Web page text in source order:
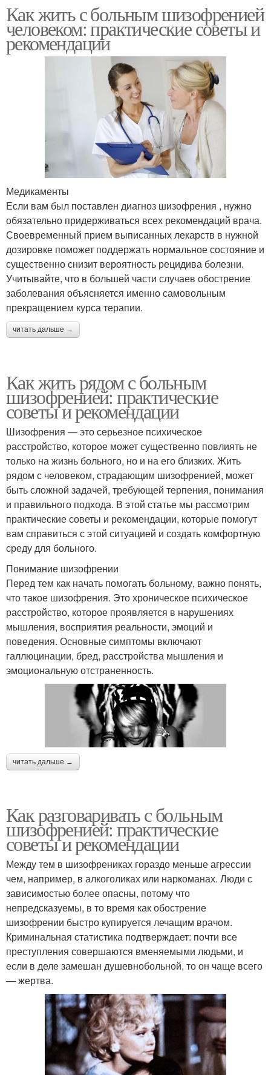
Как жить с больным шизофренией
человеком: практические советы и
рекомендации
Медикаменты
Если вам был поставлен диагноз шизофрения , нужно
обязательно придерживаться всех рекомендаций врача.
Своевременный прием выписанных лекарств в нужной
дозировке поможет поддержать нормальное состояние и
существенно снизит вероятность рецидива болезни.
Учитывайте, что в большей части случаев обострение
заболевания объясняется именно самовольным
прекращением курса терапии.
читать дальше →
Как жить рядом с больным
шизофренией: практические
советы и рекомендации
Шизофрения — это серьезное психическое
расстройство, которое может существенно повлиять не
только на жизнь больного, но и на его близких. Жить
рядом с человеком, страдающим шизофренией, может
быть сложной задачей, требующей терпения, понимания
и правильного подхода. В этой статье мы рассмотрим
практические советы и рекомендации, которые помогут
вам справиться с этой ситуацией и создать комфортную
среду для больного.
Понимание шизофрении
Перед тем как начать помогать больному, важно понять,
что такое шизофрения. Это хроническое психическое
расстройство, которое проявляется в нарушениях
мышления, восприятия реальности, эмоций и
поведения. Основные симптомы включают
галлюцинации, бред, расстройства мышления и
эмоциональную отстраненность.
читать дальше →
Как разговаривать с больным
шизофренией: практические
советы и рекомендации
Между тем в шизофрениках гораздо меньше агрессии
чем, например, в алкоголиках или наркоманах. Люди с
зависимостью более опасны, потому что
непредсказуемы, в то время как обострение
шизофрении быстро купируется лечащим врачом.
Криминальная статистика подтверждает: почти все
преступления совершаются вменяемыми людьми, и
если в деле замешан душевнобольной, то он чаще всего
— жертва.